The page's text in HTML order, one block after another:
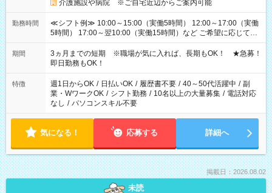
介護施設や病院 ※ご自宅近辺からご案内可能
勤務時間
≪シフト例≫ 10:00～15:00（実働5時間） 12:00～17:00（実働
5時間） 17:00～翌10:00（実働15時間）など ご希望に応じて、
働く時間は調整できます！ お気軽に担当へ相談ください！
期間
3ヵ月までの短期 ※職場が気に入れば、長期もOK！ ★急募！
即日勤務もOK！
特徴 週1日からOK / 日払いOK / 履歴書不要 / 40～50代活躍中 / 副
業・WワークOK / シフト勤務 / 10名以上の大量募集 / 電話対応
なし / パソコンスキル不要
気になる！ 応募する 詳細へ
掲載日：2026.08.02
未読